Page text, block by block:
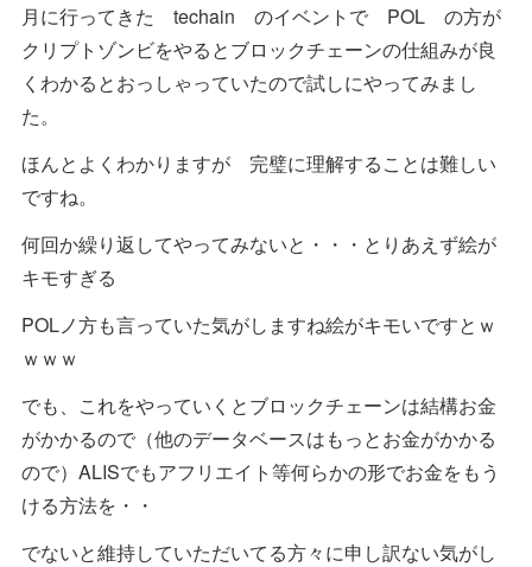
月に行ってきた techain のイベントで POL の方が
クリプトゾンビをやるとブロックチェーンの仕組みが良
くわかるとおっしゃっていたので試しにやってみまし
た。
ほんとよくわかりますが 完璧に理解することは難しい
ですね。
何回か繰り返してやってみないと・・・とりあえず絵が
キモすぎる
POLノ方も言っていた気がしますね絵がキモいですとｗ
ｗｗｗ
でも、これをやっていくとブロックチェーンは結構お金
がかかるので（他のデータベースはもっとお金がかかる
ので）ALISでもアフリエイト等何らかの形でお金をもう
ける方法を・・
でないと維持していただいてる方々に申し訳ない気がし